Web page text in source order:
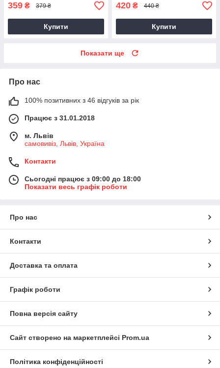
359 ₴ 379 ₴
Купити
420 ₴ 440 ₴
Купити
Показати ще
Про нас
100% позитивних з 46 відгуків за рік
Працює з 31.01.2018
м. Львів
самовивіз, Львів, Україна
Контакти
Сьогодні працює з 09:00 до 18:00
Показати весь графік роботи
Про нас
Контакти
Доставка та оплата
Графік роботи
Повна версія сайту
Сайт створено на маркетплейсі Prom.ua
Політика конфіденційності